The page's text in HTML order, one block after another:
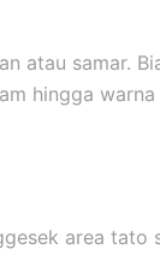
atau samar.
hingga
area tato